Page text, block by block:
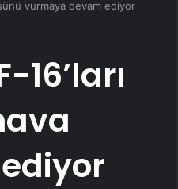
vurmaya devam ediyor
16’ları